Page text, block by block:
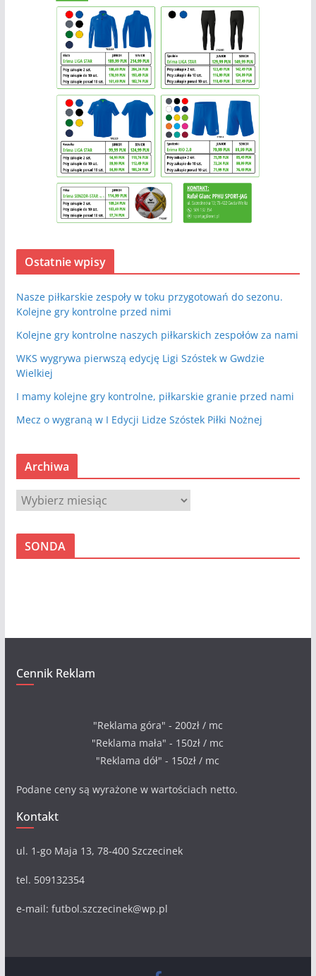
Ostatnie wpisy
Nasze piłkarskie zespoły w toku przygotowań do sezonu.
Kolejne gry kontrolne przed nimi
Kolejne gry kontrolne naszych piłkarskich zespołów za nami
WKS wygrywa pierwszą edycję Ligi Szóstek w Gwdzie
Wielkiej
I mamy kolejne gry kontrolne, piłkarskie granie przed nami
Mecz o wygraną w I Edycji Lidze Szóstek Piłki Nożnej
Archiwa
A
r
c
SONDA
Cennik Reklam
"Reklama góra" - 200zł / mc
"Reklama mała" - 150zł / mc
"Reklama dół" - 150zł / mc
Podane ceny są wyrażone w wartościach netto.
Kontakt
ul. 1-go Maja 13, 78-400 Szczecinek
tel. 509132354
e-mail: futbol.szczecinek@wp.pl